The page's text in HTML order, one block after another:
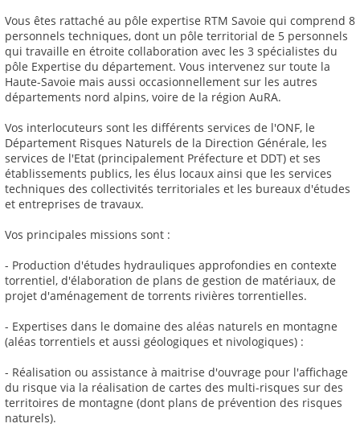
Vous êtes rattaché au pôle expertise RTM Savoie qui comprend 8
personnels techniques, dont un pôle territorial de 5 personnels
qui travaille en étroite collaboration avec les 3 spécialistes du
pôle Expertise du département. Vous intervenez sur toute la
Haute-Savoie mais aussi occasionnellement sur les autres
départements nord alpins, voire de la région AuRA.
Vos interlocuteurs sont les différents services de l'ONF, le
Département Risques Naturels de la Direction Générale, les
services de l'Etat (principalement Préfecture et DDT) et ses
établissements publics, les élus locaux ainsi que les services
techniques des collectivités territoriales et les bureaux d'études
et entreprises de travaux.
Vos principales missions sont :
- Production d'études hydrauliques approfondies en contexte
torrentiel, d'élaboration de plans de gestion de matériaux, de
projet d'aménagement de torrents rivières torrentielles.
- Expertises dans le domaine des aléas naturels en montagne
(aléas torrentiels et aussi géologiques et nivologiques) :
- Réalisation ou assistance à maitrise d'ouvrage pour l'affichage
du risque via la réalisation de cartes des multi-risques sur des
territoires de montagne (dont plans de prévention des risques
naturels).